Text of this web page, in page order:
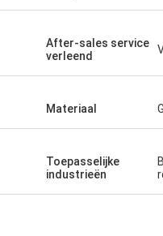
After-sales service
verleend
Materiaal
Toepasselijke
industrieën